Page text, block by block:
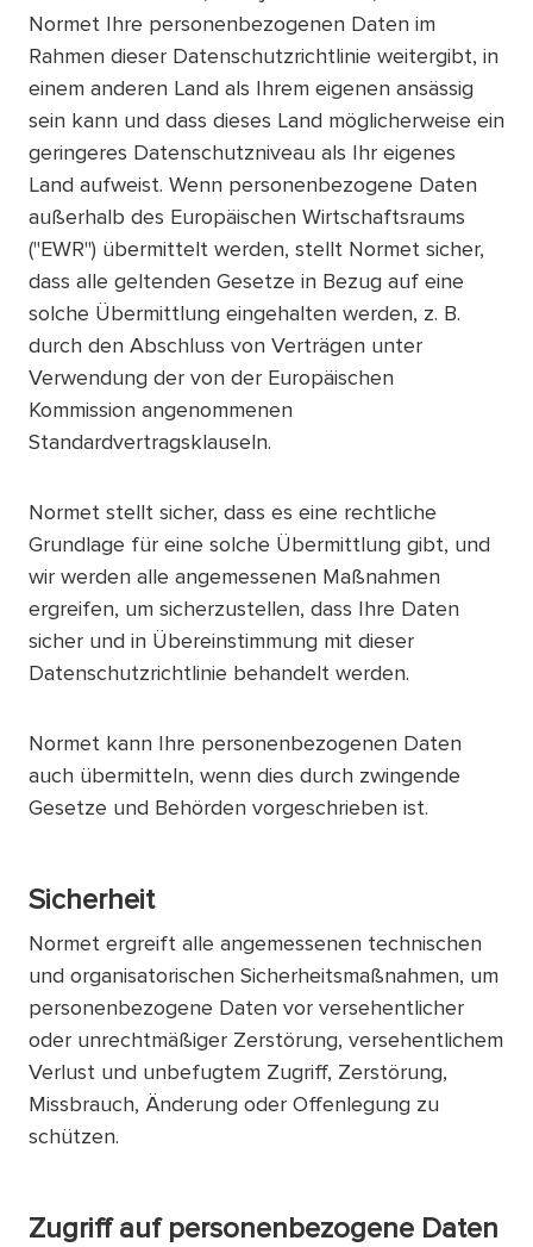
Normet Ihre personenbezogenen Daten im
Rahmen dieser Datenschutzrichtlinie weitergibt, in
einem anderen Land als Ihrem eigenen ansässig
sein kann und dass dieses Land möglicherweise ein
geringeres Datenschutzniveau als Ihr eigenes
Land aufweist. Wenn personenbezogene Daten
außerhalb des Europäischen Wirtschaftsraums
("EWR") übermittelt werden, stellt Normet sicher,
dass alle geltenden Gesetze in Bezug auf eine
solche Übermittlung eingehalten werden, z. B.
durch den Abschluss von Verträgen unter
Verwendung der von der Europäischen
Kommission angenommenen
Standardvertragsklauseln.
Normet stellt sicher, dass es eine rechtliche
Grundlage für eine solche Übermittlung gibt, und
wir werden alle angemessenen Maßnahmen
ergreifen, um sicherzustellen, dass Ihre Daten
sicher und in Übereinstimmung mit dieser
Datenschutzrichtlinie behandelt werden.
Normet kann Ihre personenbezogenen Daten
auch übermitteln, wenn dies durch zwingende
Gesetze und Behörden vorgeschrieben ist.
Sicherheit
Normet ergreift alle angemessenen technischen
und organisatorischen Sicherheitsmaßnahmen, um
personenbezogene Daten vor versehentlicher
oder unrechtmäßiger Zerstörung, versehentlichem
Verlust und unbefugtem Zugriff, Zerstörung,
Missbrauch, Änderung oder Offenlegung zu
schützen.
Zugriff auf personenbezogene Daten